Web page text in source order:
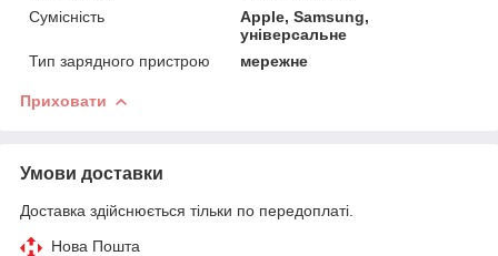
Сумісність
Apple, Samsung,
універсальне
Тип зарядного пристрою
мережне
Приховати
Умови доставки
Доставка здійснюється тільки по передоплаті.
Нова Пошта